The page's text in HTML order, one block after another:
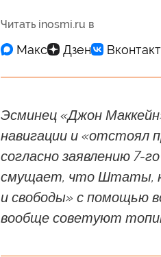
Читать inosmi.ru в
Эсминец «Джон
навигации и «отстоял
согласно заявлению
смущает, что Штаты,
и свободы» с помощью
вообще советуют